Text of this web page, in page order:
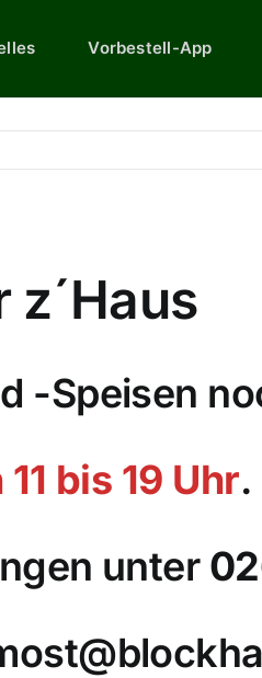
Vorbestell-App
-Speisen
bis 19 Uhr.
unter